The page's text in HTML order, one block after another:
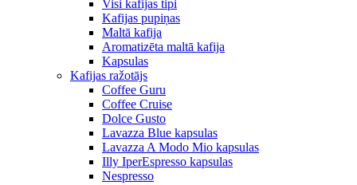
Visi kafijas tipi
Kafijas pupiņas
Maltā kafija
Aromatizēta maltā kafija
Kapsulas
Kafijas ražotājs
Coffee Guru
Coffee Cruise
Dolce Gusto
Lavazza Blue kapsulas
Lavazza A Modo Mio kapsulas
Illy IperEspresso kapsulas
Nespresso